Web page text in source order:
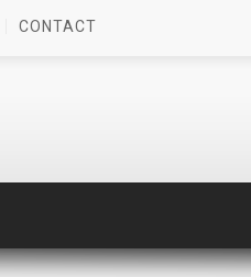
CONTACT